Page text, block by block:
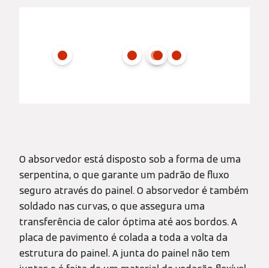
O absorvedor está disposto sob a forma de uma
serpentina, o que garante um padrão de fluxo
seguro através do painel. O absorvedor é também
soldado nas curvas, o que assegura uma
transferência de calor óptima até aos bordos. A
placa de pavimento é colada a toda a volta da
estrutura do painel. A junta do painel não tem